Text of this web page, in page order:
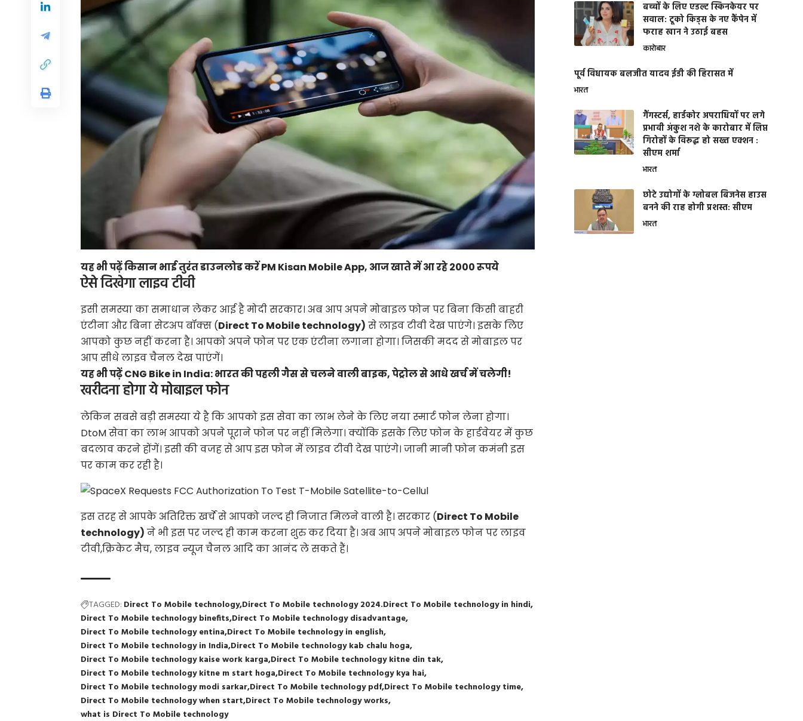
यह भी पढ़ेंकिसान भाई तुरंत डाउनलोड करें PM Kisan Mobile App, आज खाते में आ रहे 2000 रूपये
ऐसे दिखेगा लाइव टीवी
इसी समस्या का समाधान लेकर आई है मोदी सरकार। अब आप अपने मोबाइल फोन पर बिना किसी बाहरी
एंटीना और बिना सेटअप बॉक्स (Direct To Mobile technology) से लाइव टीवी देख पाएंगे। इसके लिए
आपको कुछ नहीं करना है। आपको अपने फोन पर एक एंटीना लगाना होगा। जिसकी मदद से मोबाइल पर
आप सीधे लाइव चैनल देख पाएंगें।
यह भी पढ़ेंCNG Bike in India: भारत की पहली गैस से चलने वाली बाइक, पेट्रोल से आधे खर्च में चलेगी!
खरीदना होगा ये मोबाइल फोन
लेकिन सबसे बड़ी समस्या ये है कि आपको इस सेवा का लाभ लेने के लिए नया स्मार्ट फोन लेना होगा।
DtoM सेवा का लाभ आपको अपने पूराने फोन पर नहीं मिलेगा। क्योंकि इसके लिए फोन के हार्डवेयर में कुछ
बदलाव करने होंगें। इसी की वजह से आप इस फोन में लाइव टीवी देख पाएंगे। जानी मानी फोन कमंनी इस
पर काम कर रही है।
इस तरह से आपके अतिरिक्त खर्चे से आपको जल्द ही निजात मिलने वाली है। सरकार (Direct To Mobile
technology) ने भी इस पर जल्द ही काम करना शुरु कर दिया है। अब आप अपने मोबाइल फोन पर लाइव
टीवी,क्रिकेट मैच, लाइव न्यूज चैनल आदि का आनंद ले सकते हैं।
TAGGED: Direct To Mobile technology Direct To Mobile technology 2024.Direct To Mobile technology in hindi
Direct To Mobile technology binefits Direct To Mobile technology disadvantage
Direct To Mobile technology entina Direct To Mobile technology in english
Direct To Mobile technology in India Direct To Mobile technology kab chalu hoga
Direct To Mobile technology kaise work karga Direct To Mobile technology kitne din tak
Direct To Mobile technology kitne m start hoga Direct To Mobile technology kya hai
Direct To Mobile technology modi sarkar Direct To Mobile technology pdf Direct To Mobile technology time
Direct To Mobile technology when start Direct To Mobile technology works
what is Direct To Mobile technology
बच्चों के लिए एडल्ट स्किनकेयर पर
सवाल: टूको किड्स के नए कैंपेन में
फराह खान ने उठाई बहस
कारोबार
पूर्व विधायक बलजीत यादव ईडी की हिरासत में
भारत
गैंगस्टर्स, हार्डकोर अपराधियों पर लगे
प्रभावी अंकुश नशे के कारोबार में लिप्त
गिरोहों के विरूद्ध हो सख्त एक्शन :
सीएम शर्मा
भारत
छोटे उद्योगों के ग्लोबल बिजनेस हाउस
बनने की राह होगी प्रशस्त: सीएम
भारत